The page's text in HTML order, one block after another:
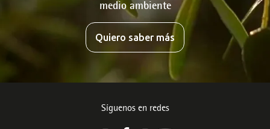
medio ambiente
Quiero saber más
Síguenos en redes